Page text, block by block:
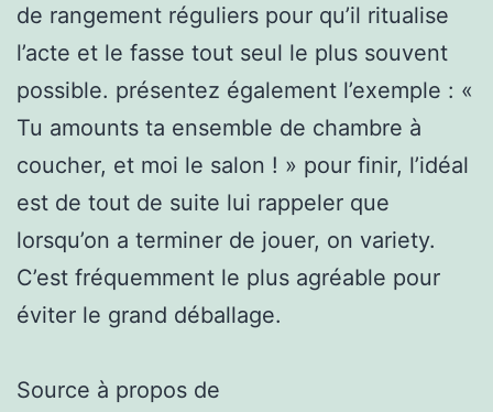
de rangement réguliers pour qu’il ritualise
l’acte et le fasse tout seul le plus souvent
possible. présentez également l’exemple : «
Tu amounts ta ensemble de chambre à
coucher, et moi le salon ! » pour finir, l’idéal
est de tout de suite lui rappeler que
lorsqu’on a terminer de jouer, on variety.
C’est fréquemment le plus agréable pour
éviter le grand déballage.
Source à propos de